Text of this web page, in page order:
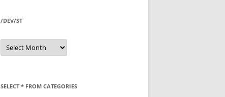
/DEV/ST
/dev/st
SELECT * FROM CATEGORIES